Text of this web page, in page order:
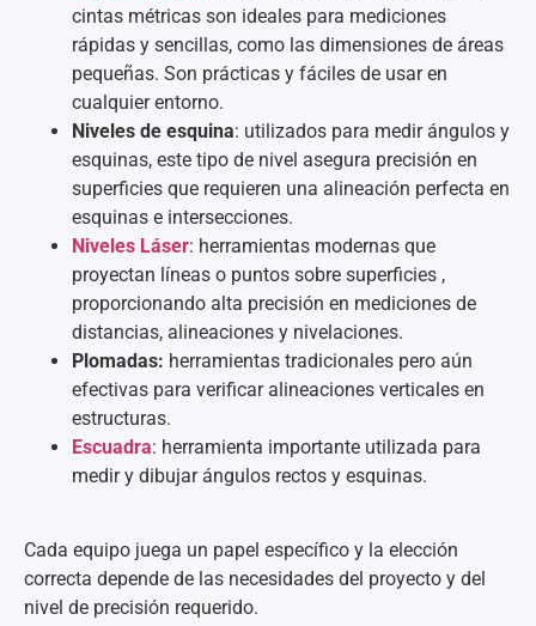
cintas métricas son ideales para mediciones
rápidas y sencillas, como las dimensiones de áreas
pequeñas. Son prácticas y fáciles de usar en
cualquier entorno.
Niveles de esquina: utilizados para medir ángulos y
esquinas, este tipo de nivel asegura precisión en
superficies que requieren una alineación perfecta en
esquinas e intersecciones.
Niveles Láser: herramientas modernas que
proyectan líneas o puntos sobre superficies ,
proporcionando alta precisión en mediciones de
distancias, alineaciones y nivelaciones.
Plomadas: herramientas tradicionales pero aún
efectivas para verificar alineaciones verticales en
estructuras.
Escuadra: herramienta importante utilizada para
medir y dibujar ángulos rectos y esquinas.
Cada equipo juega un papel específico y la elección
correcta depende de las necesidades del proyecto y del
nivel de precisión requerido.